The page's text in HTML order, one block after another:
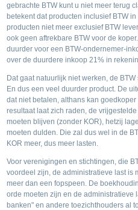
gebrachte BTW kunt u niet meer terug
betekent dat producten inclusief BTW
producten niet meer exclusief BTW
ook geen aftrekbare BTW voor de
duurder voor een BTW-ondernemer-
over de duurdere inkoop 21% in
Dat gaat natuurlijk niet werken, de
En dus een veel duurder product. De
dat niet betalen, althans kan
resultaat laat zich raden, de
moeten blijven (zonder KOR), hetzij
moeten dulden. Die zal dus wel in de
KOR meer, dus meer lasten.
Voor verenigingen en stichtingen, die
voordeel zijn, de administratieve last is
meer dan een fopspeen. De
orde moeten zijn en de administratieve
banken" en andere toezichthouders al